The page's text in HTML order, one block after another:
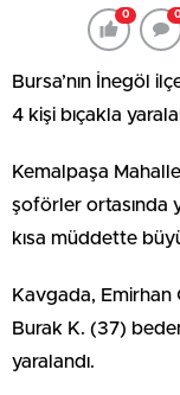
0 0
Bursa’nın İnegöl
4 kişi bıçakla
Kemalpaşa
şoförler ortasında
kısa müddette
Kavgada, Emirhan
Burak K. (37)
yaralandı.